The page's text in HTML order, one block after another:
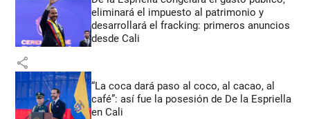
eliminará el impuesto al patrimonio y
desarrollará el fracking: primeros anuncios
desde Cali
share
“La coca dará paso al coco, al cacao, al
café”: así fue la posesión de De la Espriella
en Cali